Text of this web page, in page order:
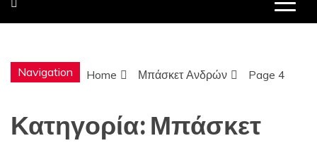
ΒΟΛΟΥ 1937
Navigation Home Μπάσκετ Ανδρών Page 4
Κατηγορία: Μπάσκετ